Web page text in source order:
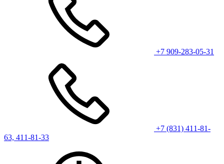
+7 909-283-05-31
+7 (831) 411-81-
63, 411-81-33